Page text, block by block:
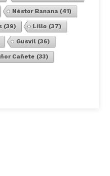
Néstor Banana(41)
(39) Lillo (37)
Gusvil(36)
Cañete (33)